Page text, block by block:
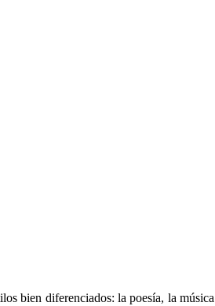
bien diferenciados: la poesía, la música